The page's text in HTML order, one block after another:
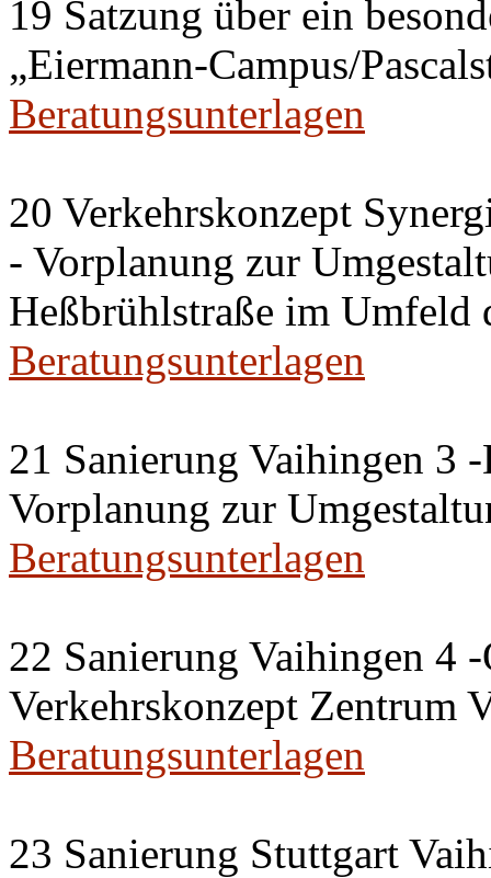
19 Satzung über ein
„Eiermann-Campus/
Beratungsunterlagen
20 Verkehrskonzept
- Vorplanung zur
Heßbrühlstraße im Umfeld
Beratungsunterlagen
21 Sanierung Vaihingen 3
Vorplanung zur
Beratungsunterlagen
22 Sanierung Vaihingen 4
Verkehrskonzept Zentrum
Beratungsunterlagen
23 Sanierung Stuttgart